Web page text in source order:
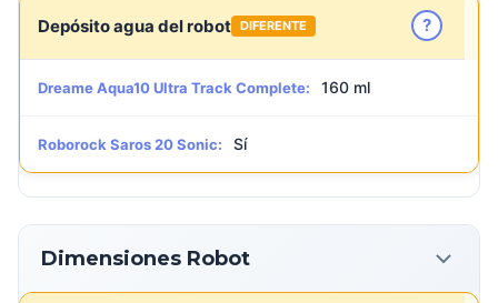
Depósito agua del robot DIFERENTE ?
Dreame Aqua10 Ultra Track Complete: 160 ml
Roborock Saros 20 Sonic: Sí
Dimensiones Robot